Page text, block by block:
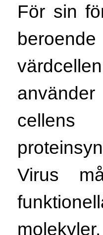
För sin
cellens
Virus